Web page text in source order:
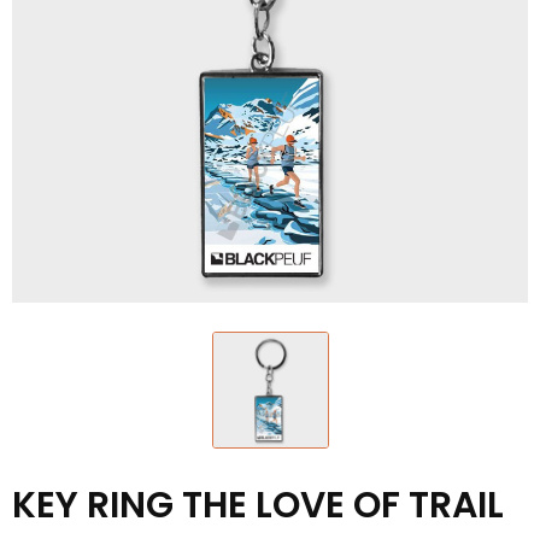
KEY RING THE LOVE OF TRAIL